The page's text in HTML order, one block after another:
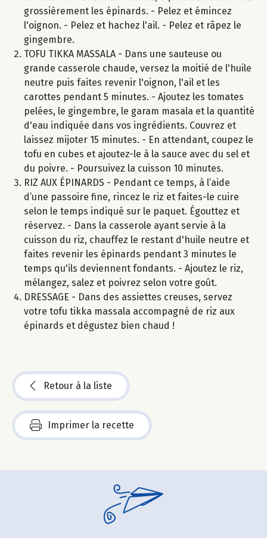
grossièrement les épinards. - Pelez et émincez
l'oignon. - Pelez et hachez l'ail. - Pelez et râpez le
gingembre.
TOFU TIKKA MASSALA - Dans une sauteuse ou
grande casserole chaude, versez la moitié de l'huile
neutre puis faites revenir l'oignon, l'ail et les
carottes pendant 5 minutes. - Ajoutez les tomates
pelées, le gingembre, le garam masala et la quantité
d'eau indiquée dans vos ingrédients. Couvrez et
laissez mijoter 15 minutes. - En attendant, coupez le
tofu en cubes et ajoutez-le à la sauce avec du sel et
du poivre. - Poursuivez la cuisson 10 minutes.
RIZ AUX ÉPINARDS - Pendant ce temps, à l’aide
d’une passoire fine, rincez le riz et faites-le cuire
selon le temps indiqué sur le paquet. Égouttez et
réservez. - Dans la casserole ayant servie à la
cuisson du riz, chauffez le restant d'huile neutre et
faites revenir les épinards pendant 3 minutes le
temps qu'ils deviennent fondants. - Ajoutez le riz,
mélangez, salez et poivrez selon votre goût.
DRESSAGE - Dans des assiettes creuses, servez
votre tofu tikka massala accompagné de riz aux
épinards et dégustez bien chaud !
Retour à la liste
Imprimer la recette